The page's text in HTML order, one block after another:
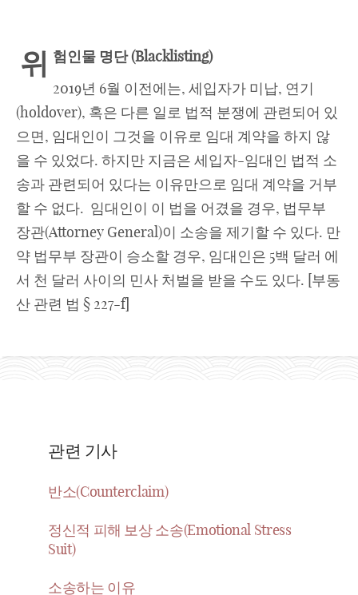
위 험인물 명단(Blacklisting)
2019년 6월 이전에는, 세입자가 미납, 연기
(holdover), 혹은 다른 일로 법적 분쟁에 관련되어 있
으면, 임대인이 그것을 이유로 임대 계약을 하지 않
을 수 있었다. 하지만 지금은 세입자-임대인 법적 소
송과 관련되어 있다는 이유만으로 임대 계약을 거부
할 수 없다. 임대인이 이 법을 어겼을 경우, 법무부
장관(Attorney General)이 소송을 제기할 수 있다. 만
약 법무부 장관이 승소할 경우, 임대인은 5백 달러 에
서 천 달러 사이의 민사 처벌을 받을 수도 있다. [부동
산 관련 법 § 227-f]
관련 기사
반소(Counterclaim)
정신적 피해 보상 소송(Emotional Stress
Suit)
소송하는 이유